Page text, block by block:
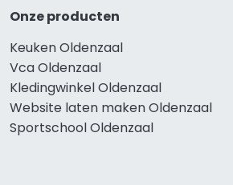
Onze producten
Keuken Oldenzaal
Vca Oldenzaal
Kledingwinkel Oldenzaal
Website laten maken Oldenzaal
Sportschool Oldenzaal